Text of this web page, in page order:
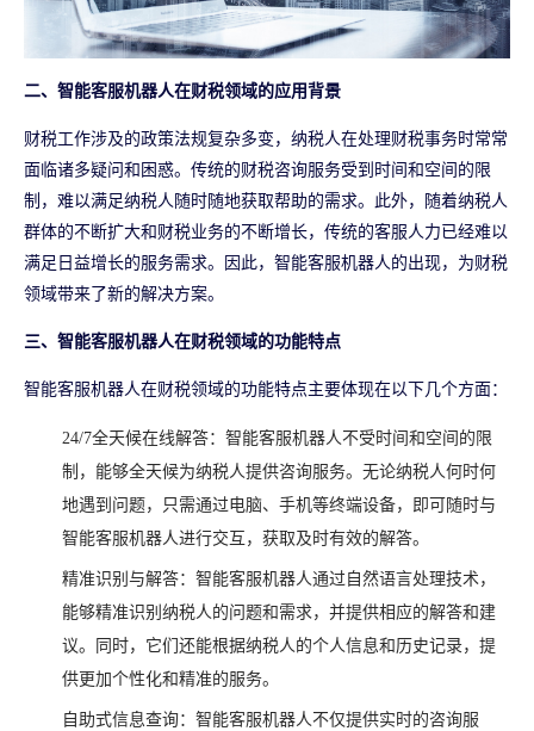
二、智能客服机器人在财税领域的应用背景
财税工作涉及的政策法规复杂多变，纳税人在处理财税事务时常常
面临诸多疑问和困惑。传统的财税咨询服务受到时间和空间的限
制，难以满足纳税人随时随地获取帮助的需求。此外，随着纳税人
群体的不断扩大和财税业务的不断增长，传统的客服人力已经难以
满足日益增长的服务需求。因此，智能客服机器人的出现，为财税
领域带来了新的解决方案。
三、智能客服机器人在财税领域的功能特点
智能客服机器人在财税领域的功能特点主要体现在以下几个方面：
24/7全天候在线解答：智能客服机器人不受时间和空间的限
制，能够全天候为纳税人提供咨询服务。无论纳税人何时何
地遇到问题，只需通过电脑、手机等终端设备，即可随时与
智能客服机器人进行交互，获取及时有效的解答。
精准识别与解答：智能客服机器人通过自然语言处理技术，
能够精准识别纳税人的问题和需求，并提供相应的解答和建
议。同时，它们还能根据纳税人的个人信息和历史记录，提
供更加个性化和精准的服务。
自助式信息查询：智能客服机器人不仅提供实时的咨询服